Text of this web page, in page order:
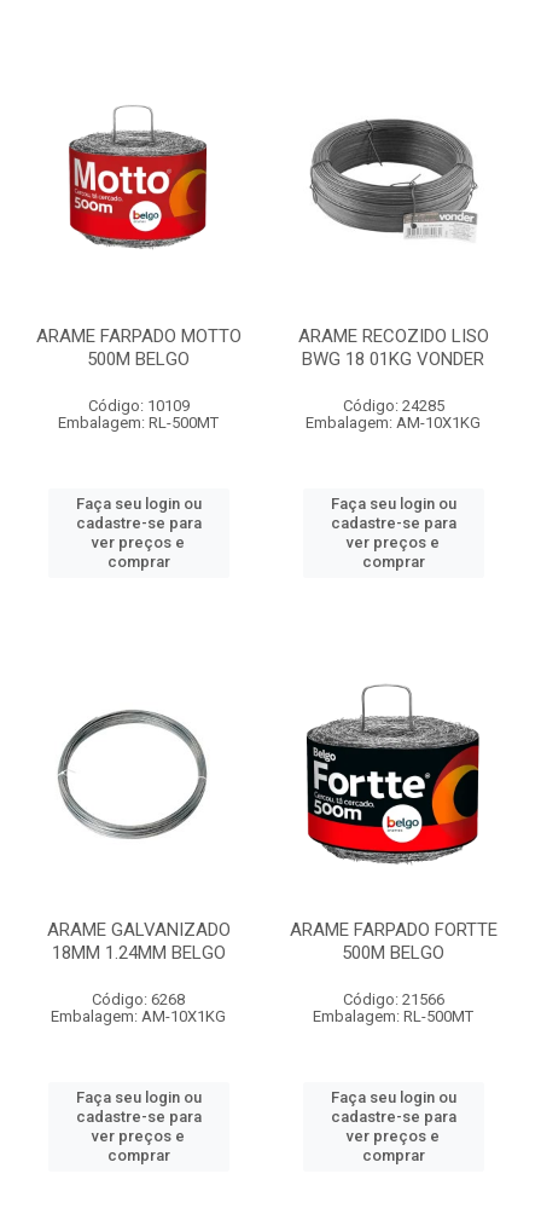
ARAME FARPADO MOTTO
500M BELGO
Código: 10109
Embalagem: RL-500MT
Faça seu login ou
cadastre-se para
ver preços e
comprar
ARAME RECOZIDO LISO
BWG 18 01KG VONDER
Código: 24285
Embalagem: AM-10X1KG
Faça seu login ou
cadastre-se para
ver preços e
comprar
ARAME GALVANIZADO
18MM 1.24MM BELGO
Código: 6268
Embalagem: AM-10X1KG
Faça seu login ou
cadastre-se para
ver preços e
comprar
ARAME FARPADO FORTTE
500M BELGO
Código: 21566
Embalagem: RL-500MT
Faça seu login ou
cadastre-se para
ver preços e
comprar